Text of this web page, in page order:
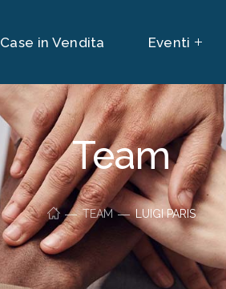
Case in Vendita Eventi
Team
TEAM LUIGI PARIS